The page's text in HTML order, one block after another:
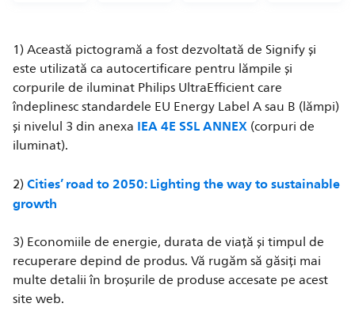
1) Această pictogramă a fost dezvoltată de Signify și
este utilizată ca autocertificare pentru lămpile și
corpurile de iluminat Philips UltraEfficient care
îndeplinesc standardele EU Energy Label A sau B (lămpi)
și nivelul 3 din anexa IEA 4E SSL ANNEX(corpuri de
iluminat).
2)Cities’ road to 2050: Lighting the way to sustainable
growth
3) Economiile de energie, durata de viață și timpul de
recuperare depind de produs. Vă rugăm să găsiți mai
multe detalii în broșurile de produse accesate pe acest
site web.